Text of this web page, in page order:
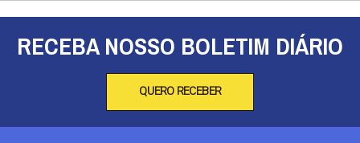
RECEBA NOSSO BOLETIM DIÁRIO
QUERO RECEBER